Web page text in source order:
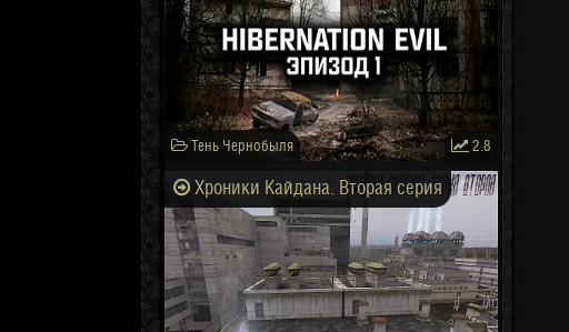
Тень Чернобыля 2.8
Хроники Кайдана. Вторая серия